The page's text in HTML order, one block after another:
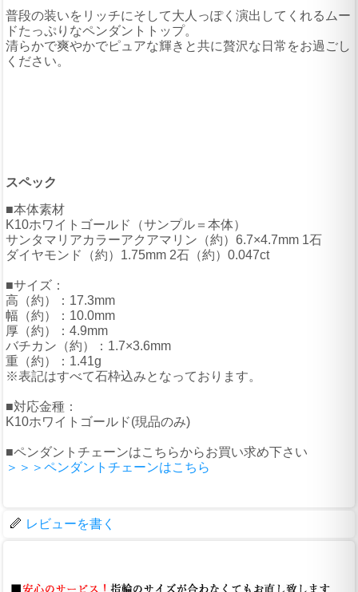
普段の装いをリッチにそして大人っぽく演出してくれるムー
ドたっぷりなペンダントトップ。
清らかで爽やかでピュアな輝きと共に贅沢な日常をお過ごし
ください。
スペック
■本体素材
K10ホワイトゴールド（サンプル＝本体）
サンタマリアカラーアクアマリン（約）6.7×4.7mm 1石
ダイヤモンド（約）1.75mm 2石（約）0.047ct
■サイズ：
高（約）：17.3mm
幅（約）：10.0mm
厚（約）：4.9mm
バチカン（約）：1.7×3.6mm
重（約）：1.41g
※表記はすべて石枠込みとなっております。
■対応金種：
K10ホワイトゴールド(現品のみ)
■ペンダントチェーンはこちらからお買い求め下さい
＞＞＞ペンダントチェーンはこちら
レビューを書く